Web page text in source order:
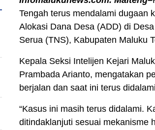
Tengah terus mendalami dugaan
Alokasi Dana Desa (ADD) di
Serua (TNS), Kabupaten Maluku
Kepala Seksi Intelijen Kejari
Prambada Arianto, mengatakan
berjalan dan saat ini terus
“Kasus ini masih terus didalami.
ditindaklanjuti sesuai mekanisme